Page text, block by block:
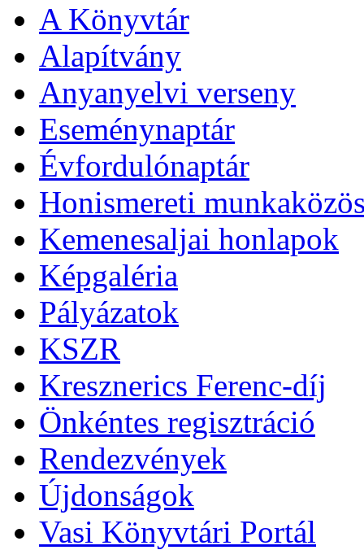
A Könyvtár
Alapítvány
Anyanyelvi verseny
Eseménynaptár
Évfordulónaptár
Honismereti
Kemenesaljai honlapok
Képgaléria
Pályázatok
KSZR
Kresznerics Ferenc-díj
Önkéntes regisztráció
Rendezvények
Újdonságok
Vasi Könyvtári Portál